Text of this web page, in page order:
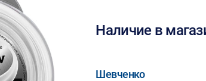
Наличие в
Шевченко